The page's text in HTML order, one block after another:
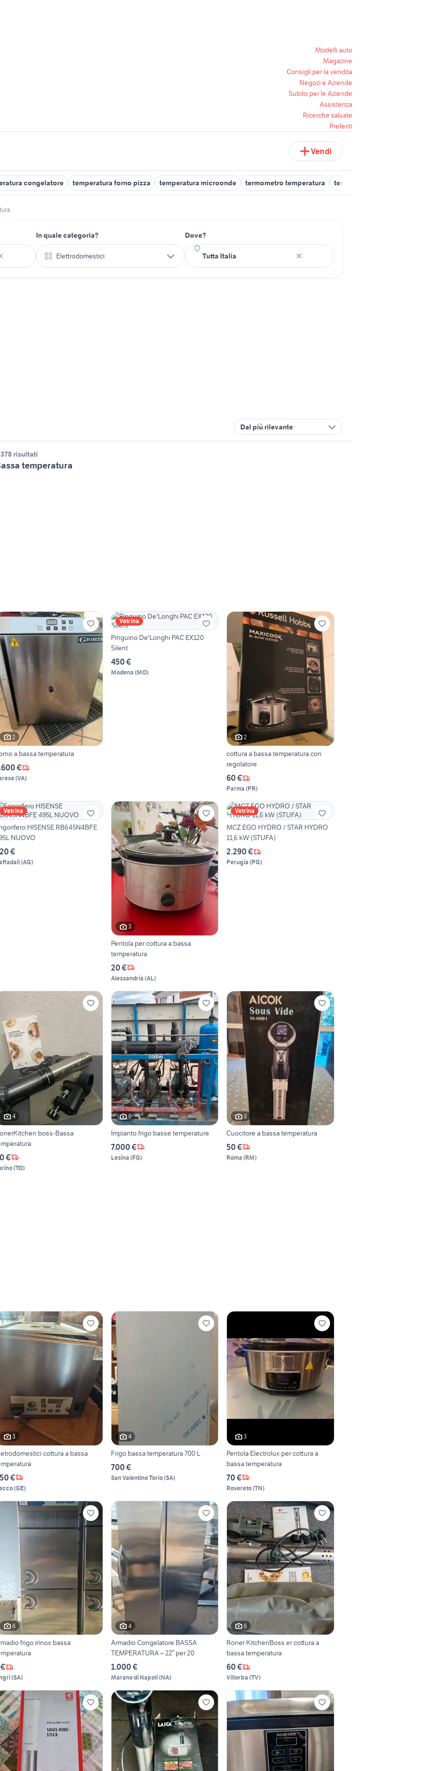
Modelli auto
Magazine
Consigli per la vendita
Negozi e Aziende
Subito per le Aziende
Assistenza
Ricerche salvate
Preferiti
Vendi
congelatore temperatura forno pizza temperatura microonde termometro temperatura temperatura ideale frigorifero
In quale categoria?
Elettrodomestici
Dove?
Dal più rilevante
risultati
temperatura
2
a bassa temperatura
€
(VA)
Vetrina
Pinguino De'Longhi PAC EX120
Silent
450 €
Modena (MO)
2
cottura a bassa temperatura con
regolatore
60 €
Parma (PR)
Vetrina
HISENSE RB645N4BFE
NUOVO
€
(AG)
3
Pentola per cottura a bassa
temperatura
20 €
Alessandria (AL)
Vetrina
MCZ EGO HYDRO / STAR HYDRO
11,6 kW (STUFA)
2.290 €
Perugia (PG)
4
boss-Bassa
€
(TO)
6
Impianto frigo basse temperature
7.000 €
Lesina (FG)
3
Cuocitore a bassa temperatura
50 €
Roma (RM)
3
cottura a bassa
€
(GE)
4
Frigo bassa temperatura 700 L
700 €
San Valentino Torio(SA)
3
Pentola Electrolux per cottura a
bassa temperatura
70 €
Rovereto(TN)
6
frigo irinox bassa
(SA)
4
Armadio Congelatore BASSA
TEMPERATURA – 22° per 20
1.000 €
Marano di Napoli(NA)
6
Roner KitchenBoss er cottura a
bassa temperatura
60 €
Villorba (TV)